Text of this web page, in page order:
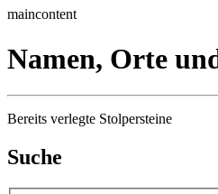
maincontent
Namen, Orte
Bereits verlegte Stolpersteine
Suche